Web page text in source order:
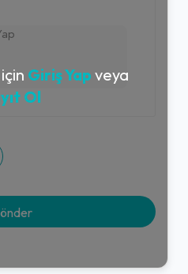
Giriş Yap veya
Ol